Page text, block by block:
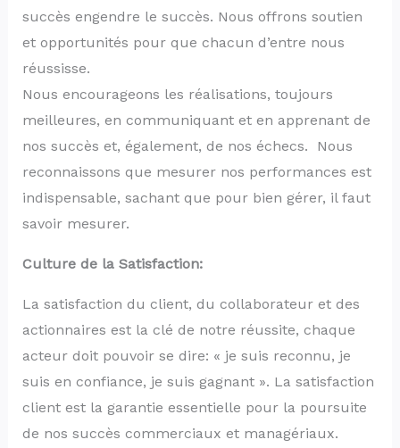
succès engendre le succès. Nous offrons soutien
et opportunités pour que chacun d’entre nous
réussisse.
Nous encourageons les réalisations, toujours
meilleures, en communiquant et en apprenant de
nos succès et, également, de nos échecs. Nous
reconnaissons que mesurer nos performances est
indispensable, sachant que pour bien gérer, il faut
savoir mesurer.
Culture de la Satisfaction:
La satisfaction du client, du collaborateur et des
actionnaires est la clé de notre réussite, chaque
acteur doit pouvoir se dire: « je suis reconnu, je
suis en confiance, je suis gagnant ». La satisfaction
client est la garantie essentielle pour la poursuite
de nos succès commerciaux et managériaux.